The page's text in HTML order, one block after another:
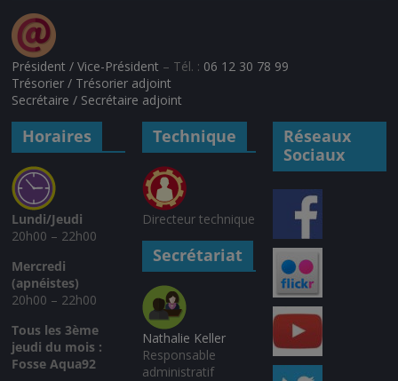
Président / Vice-Président – Tél. : 06 12 30 78 99
Trésorier / Trésorier adjoint
Secrétaire / Secrétaire adjoint
Horaires
Lundi/Jeudi
20h00 – 22h00
Mercredi
(apnéistes)
20h00 – 22h00
Tous les 3ème
jeudi du mois :
Fosse Aqua92
Technique
Directeur technique
Secrétariat
Nathalie Keller
Responsable
administratif
Réseaux
Sociaux